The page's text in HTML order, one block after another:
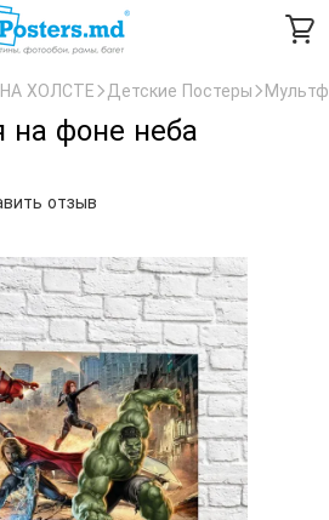
ХОЛСТЕ Детские Постеры
на фоне неба
отзыв